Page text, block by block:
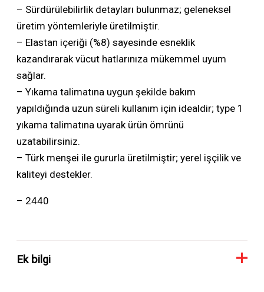
– Sürdürülebilirlik detayları bulunmaz; geleneksel
üretim yöntemleriyle üretilmiştir.
– Elastan içeriği (%8) sayesinde esneklik
kazandırarak vücut hatlarınıza mükemmel uyum
sağlar.
– Yıkama talimatına uygun şekilde bakım
yapıldığında uzun süreli kullanım için idealdir; type 1
yıkama talimatına uyarak ürün ömrünü
uzatabilirsiniz.
– Türk menşei ile gururla üretilmiştir; yerel işçilik ve
kaliteyi destekler.
– 2440
Ek bilgi